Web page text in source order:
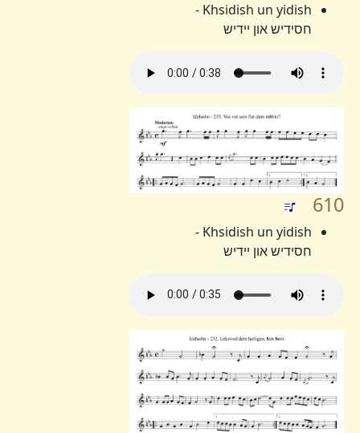
Khsidish un yidish -
חסידיש און יידיש
610
Khsidish un yidish -
חסידיש און יידיש